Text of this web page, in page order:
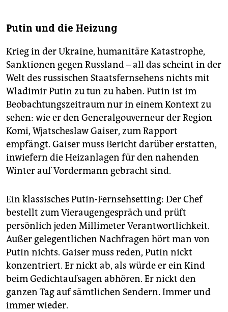
Putin und die Heizung
Krieg in der Ukraine, humanitäre Katastrophe,
Sanktionen gegen Russland – all das scheint in der
Welt des russischen Staatsfernsehens nichts mit
Wladimir Putin zu tun zu haben. Putin ist im
Beobachtungszeitraum nur in einem Kontext zu
sehen: wie er den Generalgouverneur der Region
Komi, Wjatscheslaw Gaiser, zum Rapport
empfängt. Gaiser muss Bericht darüber erstatten,
inwiefern die Heizanlagen für den nahenden
Winter auf Vordermann gebracht sind.
Ein klassisches Putin-Fernsehsetting: Der Chef
bestellt zum Vieraugengespräch und prüft
persönlich jeden Millimeter Verantwortlichkeit.
Außer gelegentlichen Nachfragen hört man von
Putin nichts. Gaiser muss reden, Putin nickt
konzentriert. Er nickt ab, als würde er ein Kind
beim Gedichtaufsagen abhören. Er nickt den
ganzen Tag auf sämtlichen Sendern. Immer und
immer wieder.